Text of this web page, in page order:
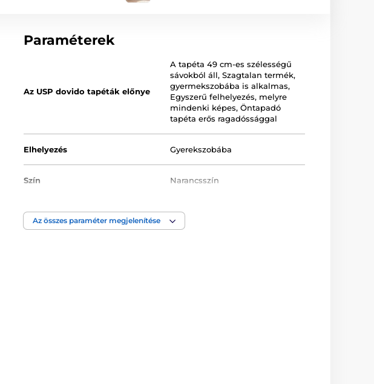
Paraméterek
Az USP dovido tapéták előnye
A tapéta 49 cm-es szélességű
sávokból áll,Szagtalan termék,
gyermekszobába is alkalmas,
Egyszerű felhelyezés, melyre
mindenki képes,Öntapadó
tapéta erős ragadóssággal
Elhelyezés Gyerekszobába
Szín Narancsszín
Tapéta technológia Lemosható
Az összes paraméter megjelenítése